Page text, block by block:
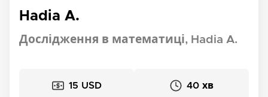
Hadia A.
Дослідження в математиці, Hadia A.
15 USD 40 хв